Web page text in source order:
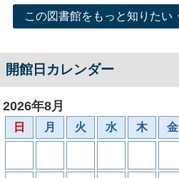
この図書館をもっと知りたい
開館日カレンダー
2026年8月
日 月 火 水 木 金